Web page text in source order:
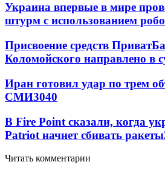
Украина впервые в мире
штурм с использованием
Присвоение средств
Коломойского направлено в
Иран готовил удар по трем
СМИ3040
В Fire Point сказали, когда
Patriot начнет сбивать ракеты
Читать комментарии